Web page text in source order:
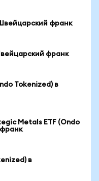
франк
франк
Tokenized) в
Metals ETF (Ondo
в